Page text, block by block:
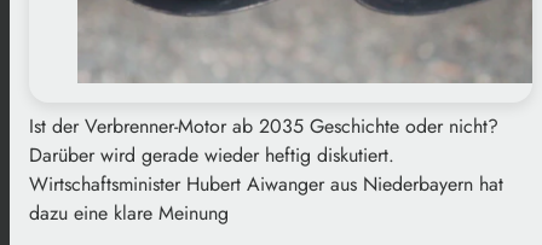
Ist der Verbrenner-Motor ab 2035 Geschichte oder nicht?
Darüber wird gerade wieder heftig diskutiert.
Wirtschaftsminister Hubert Aiwanger aus Niederbayern hat
dazu eine klare Meinung